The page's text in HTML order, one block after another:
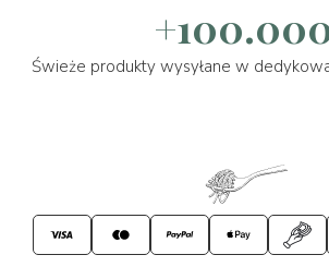
Świeże produkty wysyłane w